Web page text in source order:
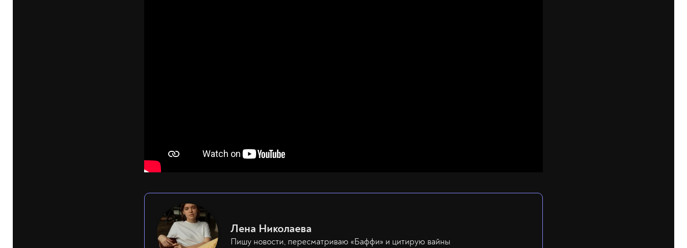
Лена Николаева
Пишу новости, пересматриваю «Баффи» и цитирую вайны